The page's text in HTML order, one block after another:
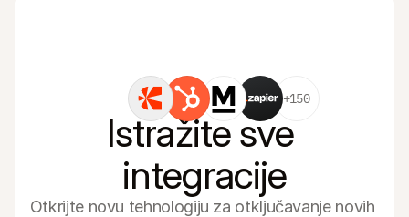
+150
Istražite sve
integracije
Otkrijte novu tehnologiju za otključavanje novih